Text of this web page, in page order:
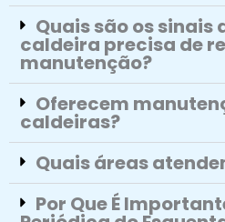
Quais são os sinais
caldeira precisa de
manutenção?
Oferecem
caldeiras?
Quais áreas
Por Que É